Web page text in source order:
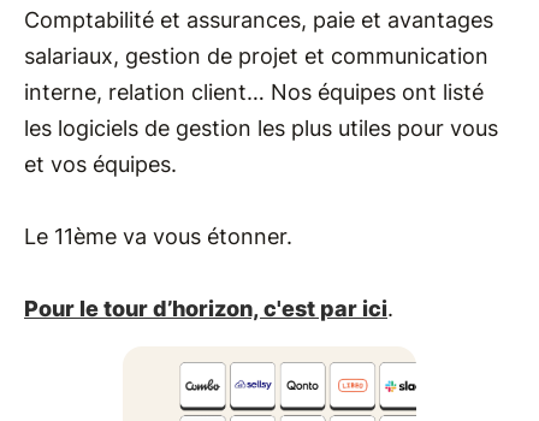
Comptabilité et assurances, paie et avantages
salariaux, gestion de projet et communication
interne, relation client… Nos équipes ont listé
les logiciels de gestion les plus utiles pour vous
et vos équipes.
Le 11ème va vous étonner.
Pour le tour d’horizon, c'est par ici.